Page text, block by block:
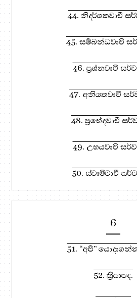
44. නිදර්ශකවාචී
45. සම්බන්ධවාචී
46. ප්‍රශ්නවාචී
47. අනියතවාචී
48. ප්‍රභේදවාචී
49. උභයවාචී
50. ස්වාමිවාචී
6
51. “අපි”
52. ක්‍රියාපද.